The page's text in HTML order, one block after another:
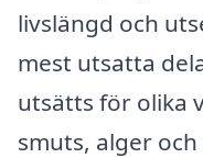
livslängd och
mest utsatta
utsätts för olika
smuts, alger